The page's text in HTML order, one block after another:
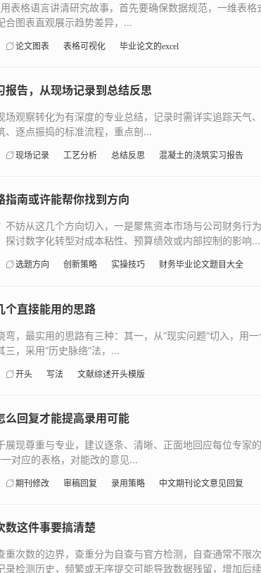
表格语言讲清研究故事，首先要确保数据规范，一维表
合图表直观展示趋势差异，...
论文图表 表格可视化 毕业论文的excel
告，从现场记录到总结反思
场观察转化为有深度的专业总结，记录时需详实追踪天气
、逐点振捣的标准流程，重点剖...
现场记录 工艺分析 总结反思 混凝土的浇筑实习报告
指南或许能帮你找到方向
妨从这几个方向切入，一是聚焦资本市场与公司财务行
讨数字化转型对成本粘性、预算绩效或内部控制的影响...
选题方向 创新策略 实操技巧 财务毕业论文题目大全
个直接能用的思路
，最实用的思路有三种：其一，从“现实问题”切入，用
，采用“历史脉络”法，...
开头 写法 文献综述开头模版
么回复才能提高录用可能
展现尊重与专业，建议逐条、清晰、正面地回应每位专家
对应的表格，对能改的意见...
期刊修改 审稿回复 录用策略 中文期刊论文意见回复
数这件事要搞清楚
重次数的边界，查重分为自查与官方检测，自查通常不限
录检测历史，频繁或无序提交可能导致数据残留，增加后